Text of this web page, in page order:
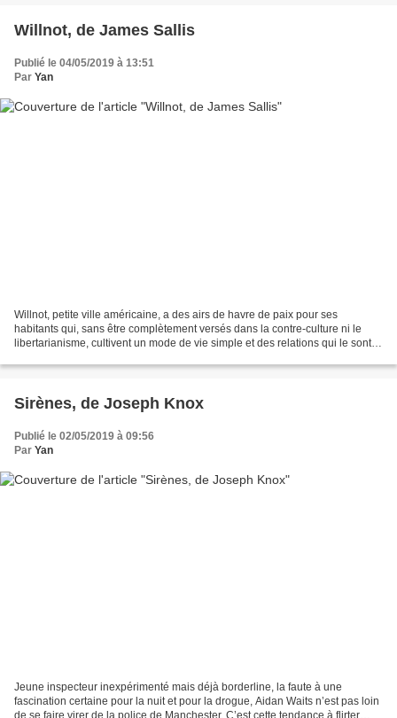
Willnot, de James Sallis
Publié le 04/05/2019 à 13:51
Par Yan
Willnot, petite ville américaine, a des airs de havre de paix pour ses
habitants qui, sans être complètement versés dans la contre-culture ni le
libertarianisme, cultivent un mode de vie simple et des relations qui le sont
Sirènes, de Joseph Knox
Publié le 02/05/2019 à 09:56
Par Yan
Jeune inspecteur inexpérimenté mais déjà borderline, la faute à une
fascination certaine pour la nuit et pour la drogue, Aidan Waits n’est pas loin
de se faire virer de la police de Manchester. C’est cette tendance à flirter